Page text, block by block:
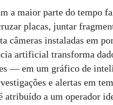
a maior parte do tempo
placas, juntar
câmeras instaladas em
artificial transforma
— em um gráfico de
e alertas em
atribuído a um operador